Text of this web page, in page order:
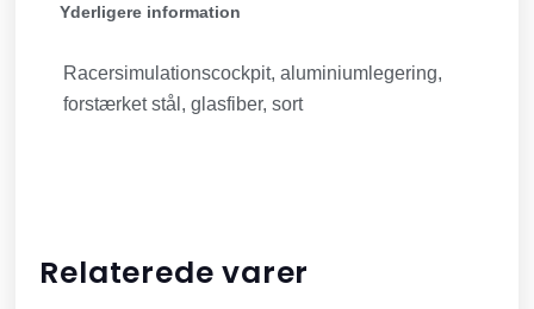
Yderligere information
Racersimulationscockpit, aluminiumlegering,
forstærket stål, glasfiber, sort
Relaterede varer